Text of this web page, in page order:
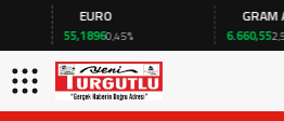
EURO
55,18960,45%
GRAM
6.660,55